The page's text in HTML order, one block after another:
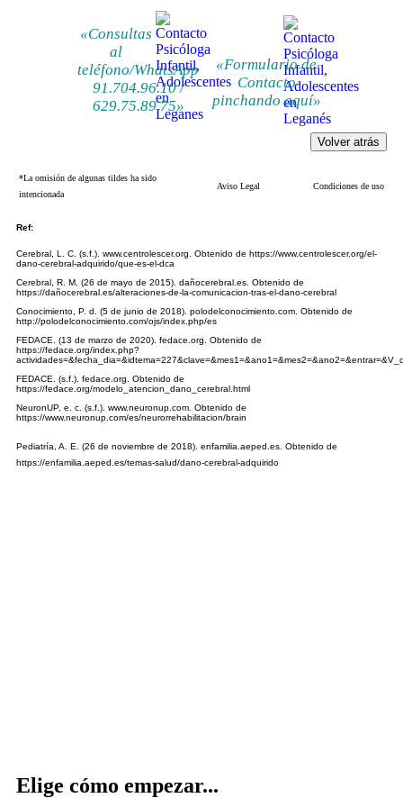
«Consultas
al
teléfono/WhatsApp
91.704.96.10 /
629.75.89.75»
«Formulario de
Contacto
pinchando aquí»
*La omisión de algunas tildes ha sido
intencionada
Aviso Legal Condiciones de uso
Ref:
Cerebral, L. C. (s.f.). www.centrolescer.org. Obtenido de https://www.centrolescer.org/el-
dano-cerebral-adquirido/que-es-el-dca
Cerebral, R. M. (26 de mayo de 2015). dañocerebral.es. Obtenido de
https://dañocerebral.es/alteraciones-de-la-comunicacion-tras-el-dano-cerebral
Conocimiento, P. d. (5 de junio de 2018). polodelconocimiento.com. Obtenido de
http://polodelconocimiento.com/ojs/index.php/es
FEDACE. (13 de marzo de 2020). fedace.org. Obtenido de
https://fedace.org/index.php?
FEDACE. (s.f.). fedace.org. Obtenido de
https://fedace.org/modelo_atencion_dano_cerebral.html
NeuronUP, e. c. (s.f.). www.neuronup.com. Obtenido de
https://www.neuronup.com/es/neurorrehabilitacion/brain
Pediatría, A. E. (26 de noviembre de 2018). enfamilia.aeped.es. Obtenido de
https://enfamilia.aeped.es/temas-salud/dano-cerebral-adquirido
Elige cómo empezar...